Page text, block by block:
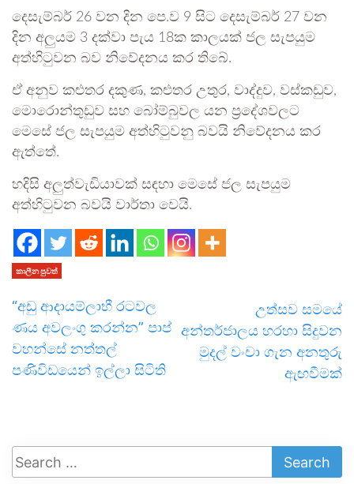
දෙසැම්බර් 26 වන දින පෙ.ව 9 සිට දෙසැම්බර් 27 වන
දින අලුයම 3 දක්වා පැය 18ක කාලයක් ජල සැපයුම
අත්හිටුවන බව නිවේදනය කර තිබේ.
ඒ අනුව කළුතර දකුණ, කළුතර උතුර, වාද්දුව, වස්කඩුව,
මොරොන්තුඩුව සහ බෝම්බුවල යන ප්‍රදේශවලට
මෙසේ ජල සැපයුම අත්හිටුවනු බවයි නිවේදනය කර
ඇත්තේ.
හදිසි අලුත්වැඩියාවක් සඳහා මෙසේ ජල සැපයුම
අත්හිටුවන බවයි වාර්තා වෙයි.
කාලීන පුවත්
“අඩු ආදායම්ලාභී රටවල
ණය අවලංගු කරන්න” පාප්
වහන්සේ නත්තල්
පණිවිඩයෙන් ඉල්ලා සිටිති
උත්සව සමයේ
අන්තර්ජාලය හරහා සිදුවන
මුදල් වංචා ගැන අනතුරු
ඇඟවීමක්